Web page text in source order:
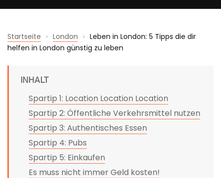
Startseite › London › Leben in London: 5 Tipps die dir
helfen in London günstig zu leben
INHALT
Spartip 1: Location Location Location
Spartip 2: Öffentliche Verkehrsmittel nutzen
Spartip 3: Authentisches Essen
Spartip 4: Pubs
Spartip 5: Einkaufen
Es muss nicht immer Geld kosten!